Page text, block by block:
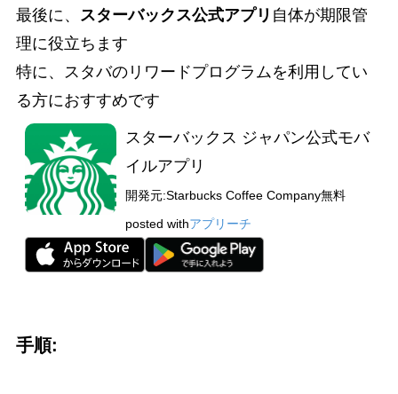
最後に、 スターバックス公式アプリ 自体が期限管
理に役立ちます
特に、スタバのリワードプログラムを利用してい
る方におすすめです
スターバックス ジャパン公式モバ
イルアプリ
開発元:Starbucks Coffee Company無料
posted withアプリーチ
手順: